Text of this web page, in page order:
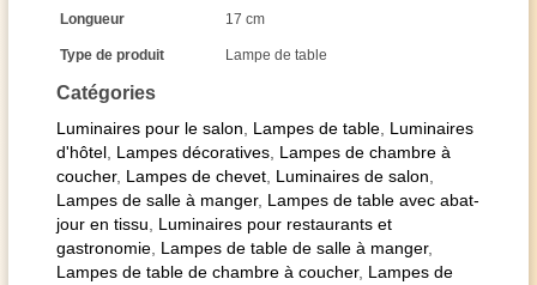
Catégories
Luminaires pour le salon Lampes de table Luminaires
d'hôtel Lampes décoratives Lampes de chambre à
coucher, Lampes de chevet Luminaires de salon
Lampes de salle à manger, Lampes de table avec abat-
jour en tissu
Luminaires pour restaurants et
gastronomie Lampes de table de salle à manger,
Lampes de table de chambre à coucher, Lampes de
Longueur 17 cm
Type de produit Lampe de table